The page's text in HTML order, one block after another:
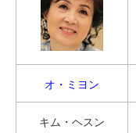
オ・ミヨン
キム・ヘスン